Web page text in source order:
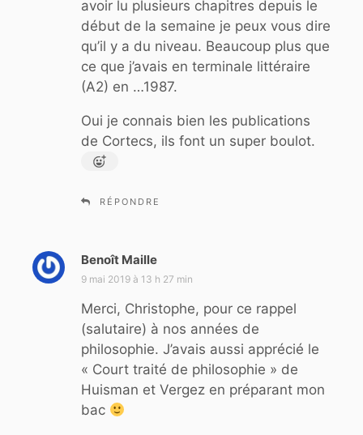
avoir lu plusieurs chapitres depuis le
début de la semaine je peux vous dire
qu’il y a du niveau. Beaucoup plus que
ce que j’avais en terminale littéraire
(A2) en …1987.
Oui je connais bien les publications
de Cortecs, ils font un super boulot.
RÉPONDRE
Benoît Maille
i
:
9 mai 2019 à 13 h 27 min
Merci, Christophe, pour ce rappel
(salutaire) à nos années de
philosophie. J’avais aussi apprécié le
« Court traité de philosophie » de
Huisman et Vergez en préparant mon
bac